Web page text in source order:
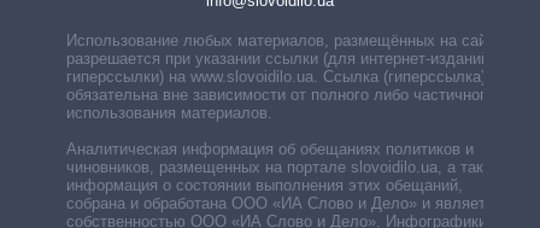
Использование любых материалов, размещённых на сайте,
разрешается при указании ссылки (для интернет-изданий —
гиперссылки) на www.slovoidilo.ua. Ссылка (гиперссылка)
обязательна вне зависимости от полного либо частичного
использования материалов.
Аналитическая информация об обещаниях политиков и
чиновников, размещенных на портале slovoidilo.ua, а также
информация о состоянии выполнения этих обещаний,
собрана и обработана ООО «ИА Слово и Дело» и является
собственностью ООО «ИА Слово и Дело». Инфографики,